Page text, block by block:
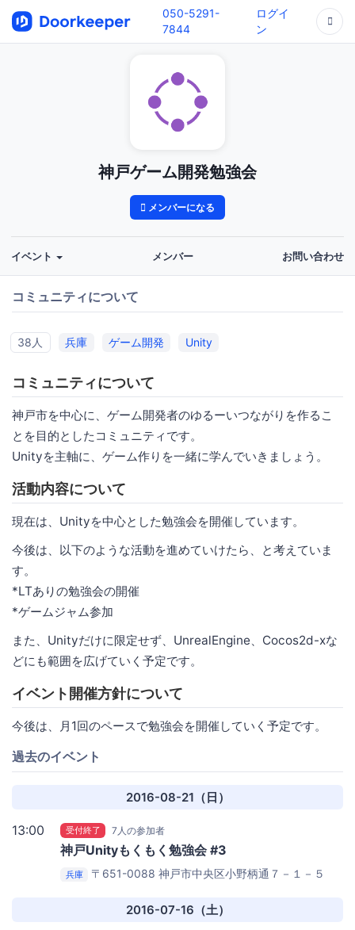
050-5291-
7844
ログイ
ン
神戸ゲーム開発勉強会
メンバーになる
イベント メンバー お問い合わせ
コミュニティについて
38人 兵庫 ゲーム開発 Unity
コミュニティについて
神戸市を中心に、ゲーム開発者のゆるーいつながりを作るこ
とを目的としたコミュニティです。
Unityを主軸に、ゲーム作りを一緒に学んでいきましょう。
活動内容について
現在は、Unityを中心とした勉強会を開催しています。
今後は、以下のような活動を進めていけたら、と考えていま
す。
*LTありの勉強会の開催
*ゲームジャム参加
また、Unityだけに限定せず、UnrealEngine、Cocos2d-xな
どにも範囲を広げていく予定です。
イベント開催方針について
今後は、月1回のペースで勉強会を開催していく予定です。
過去のイベント
2016-08-21（日）
13:00 受付終了 7人の参加者
神戸Unityもくもく勉強会 #3
兵庫
〒651-0088 神戸市中央区小野柄通７－１－５
2016-07-16（土）